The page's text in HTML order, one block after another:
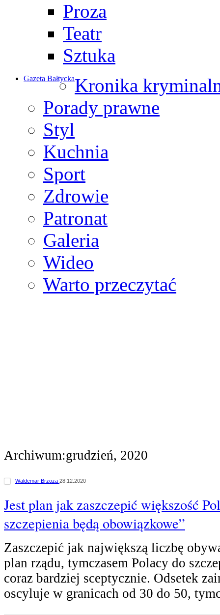
Proza
Teatr
Sztuka
Gazeta BałtyckaKronika
Porady prawne
Styl
Kuchnia
Sport
Zdrowie
Patronat
Galeria
Wideo
Warto przeczytać
Archiwum:grudzień, 2020
Waldemar Brzoza 28.12.2020
Jest plan jak zaszczepić większość
szczepienia będą obowiązkowe”
Zaszczepić jak największą liczbę
plan rządu, tymczasem Polacy do
coraz bardziej sceptycznie. Odsetek
oscyluje w granicach od 30 do 50,